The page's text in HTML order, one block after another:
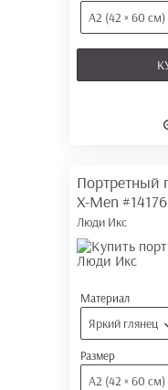
А2 (42 × 60 см)
Портретный
X-Men #14176
Люди Икс
Материал
Яркий глянец
Размер
А2 (42 × 60 см)